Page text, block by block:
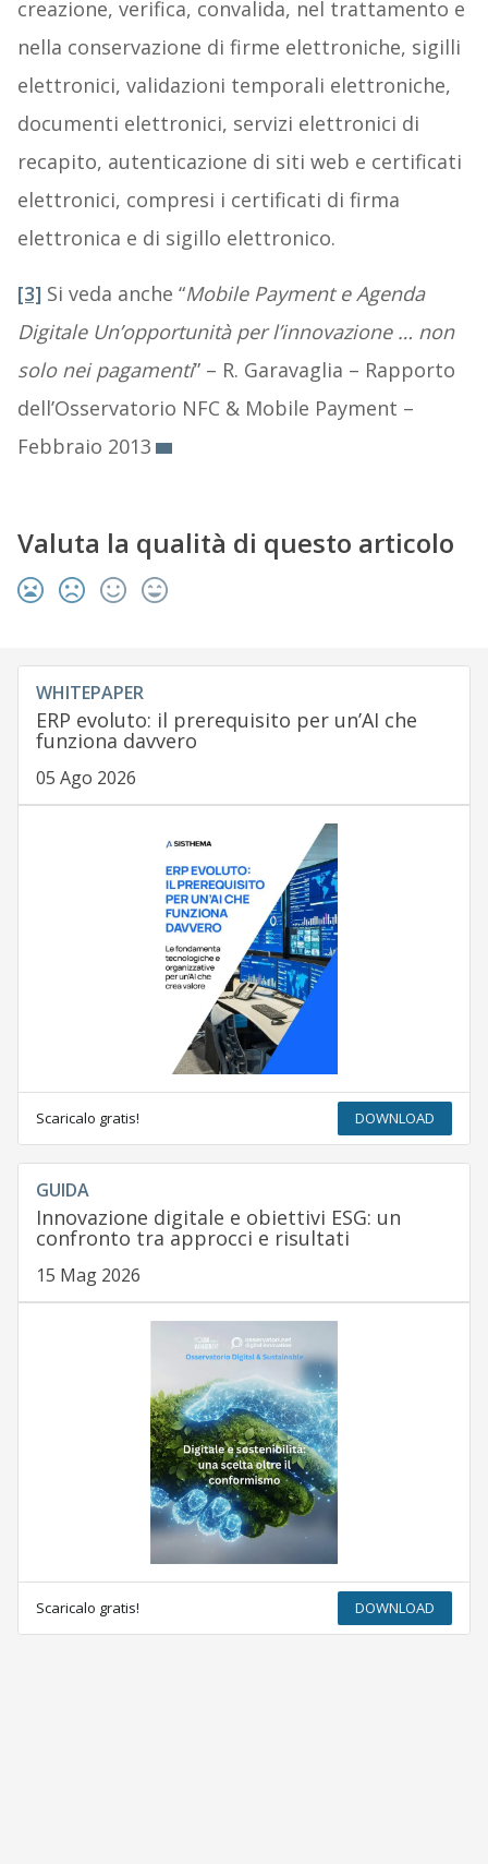
creazione, verifica, convalida, nel trattamento e
nella conservazione di firme elettroniche, sigilli
elettronici, validazioni temporali elettroniche,
documenti elettronici, servizi elettronici di
recapito, autenticazione di siti web e certificati
elettronici, compresi i certificati di firma
elettronica e di sigillo elettronico.
[3] Si veda anche “Mobile Payment e Agenda
Digitale Un’opportunità per l’innovazione … non
solo nei pagamenti” – R. Garavaglia – Rapporto
dell’Osservatorio NFC & Mobile Payment –
Febbraio 2013
Valuta la qualità di questo articolo
WHITEPAPER
ERP evoluto: il prerequisito per un’AI che
funziona davvero
05 Ago 2026
Scaricalo gratis! DOWNLOAD
GUIDA
Innovazione digitale e obiettivi ESG: un
confronto tra approcci e risultati
15 Mag 2026
Scaricalo gratis! DOWNLOAD